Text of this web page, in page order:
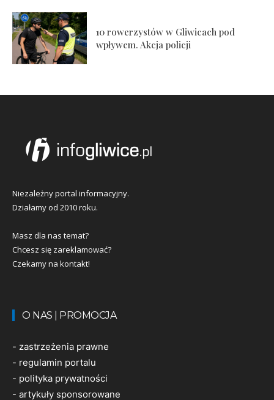
10 rowerzystów w Gliwicach pod
wpływem. Akcja policji
Niezależny portal informacyjny.
Działamy od 2010 roku.
Masz dla nas temat?
Chcesz się zareklamować?
Czekamy na kontakt!
O NAS | PROMOCJA
- zastrzeżenia prawne
- regulamin portalu
- polityka prywatności
- artykuły sponsorowane